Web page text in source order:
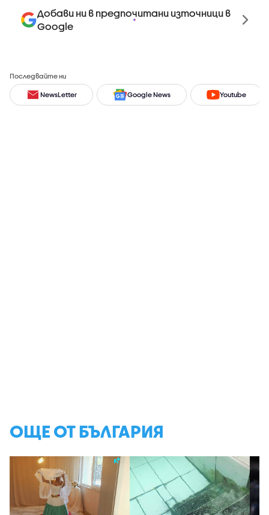
Добави ни в предпочитани източници в
Google
Последвайте ни
NewsLetter Google News Youtube
ОЩЕ ОТ БЪЛГАРИЯ